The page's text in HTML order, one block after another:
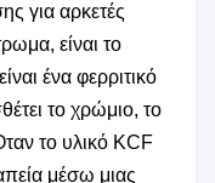
για αρκετές
είναι το
ένα φερριτικό
το χρώμιο, το
το υλικό KCF
μέσω μιας